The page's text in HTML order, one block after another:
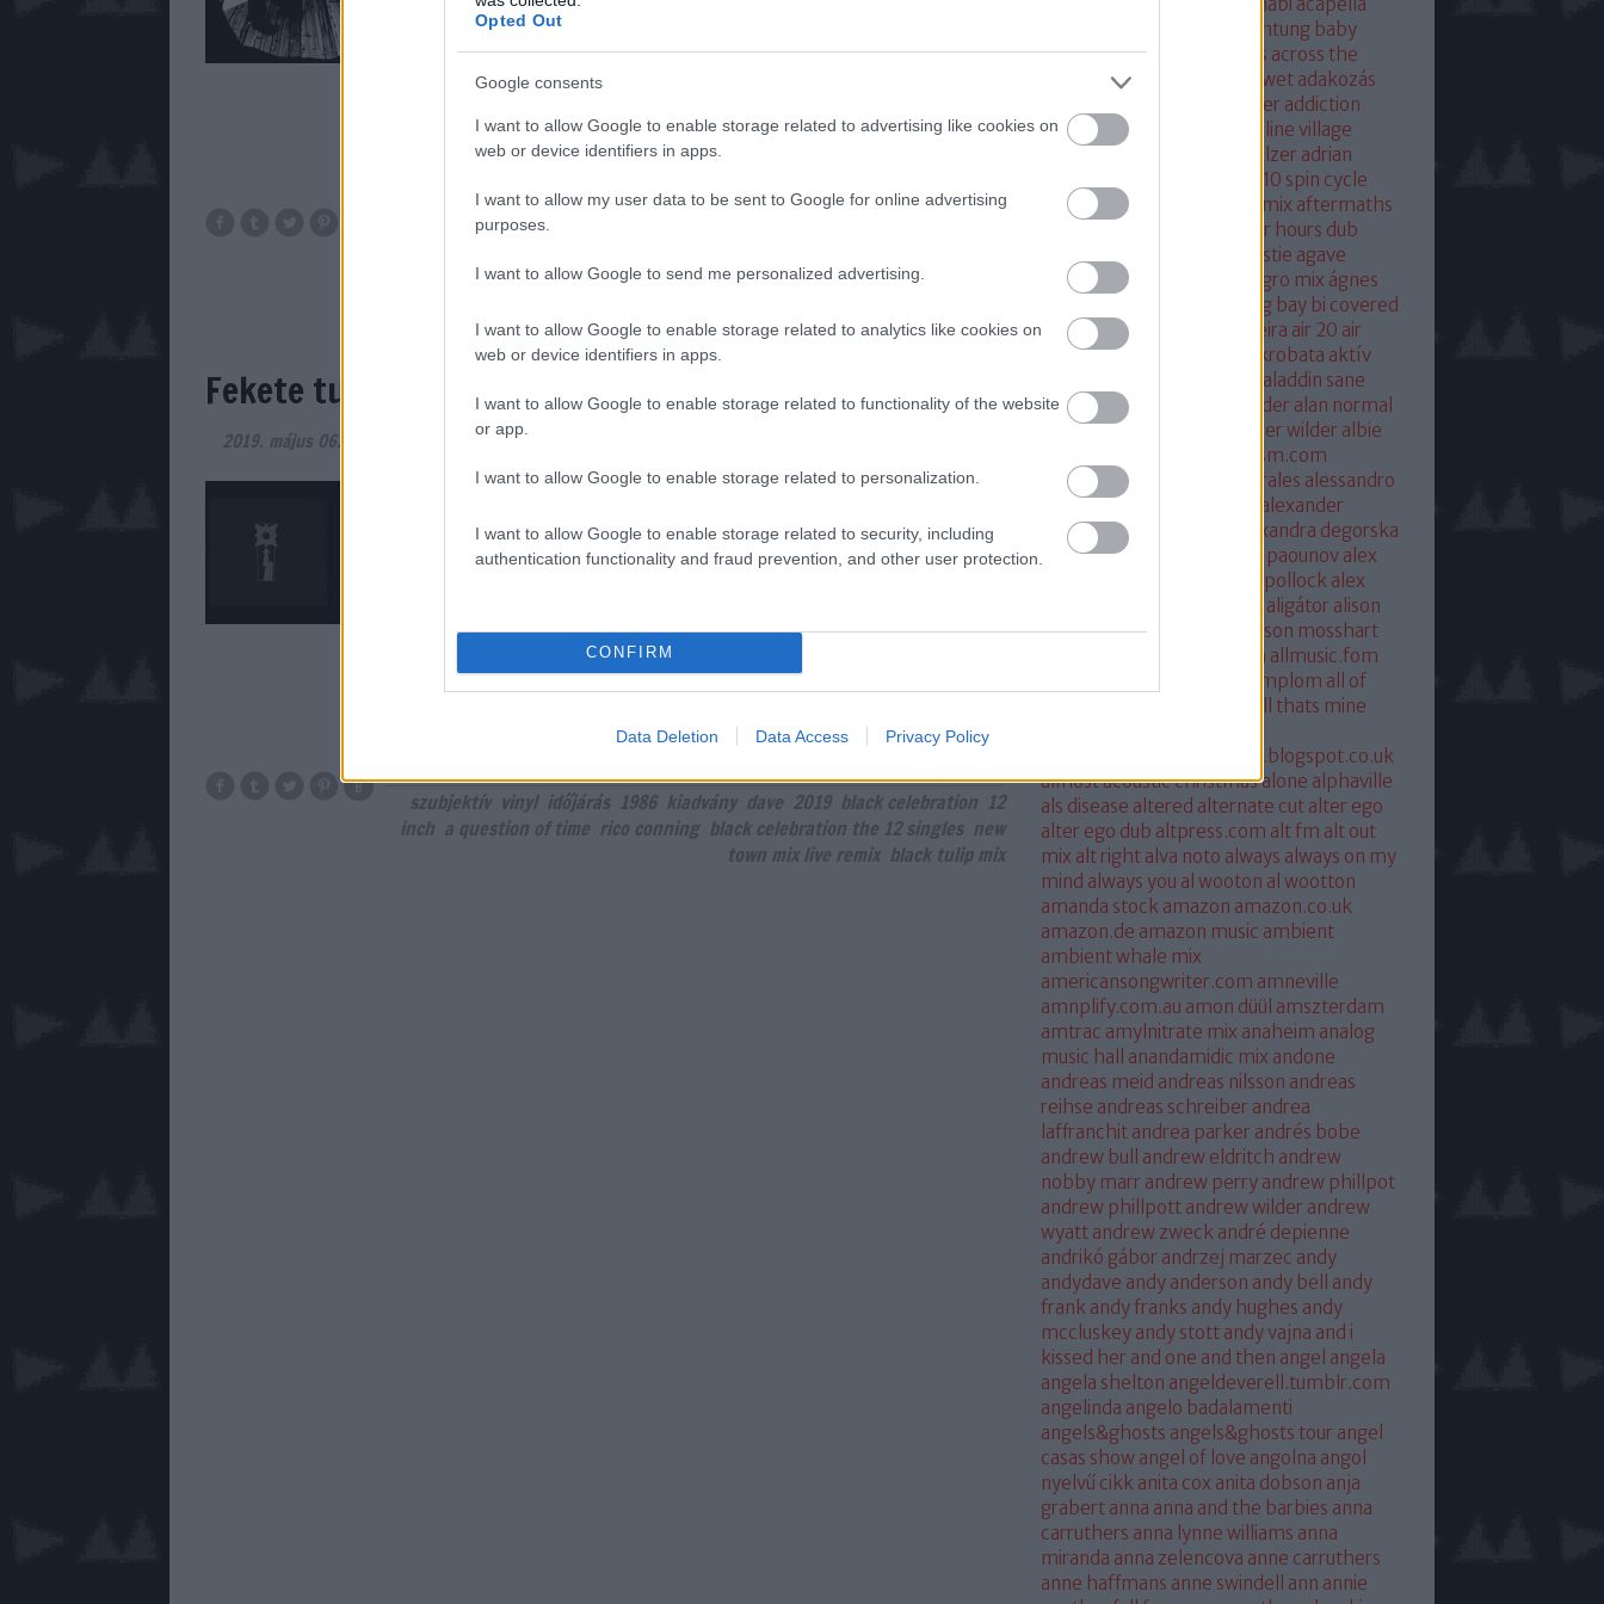
Opted Out
Google consents
I want to allow Google to enable storage related to advertising like cookies on
web or device identifiers in apps.
I want to allow my user data to be sent to Google for online advertising
purposes.
I want to allow Google to send me personalized advertising.
I want to allow Google to enable storage related to analytics like cookies on
web or device identifiers in apps.
I want to allow Google to enable storage related to functionality of the website
or app.
I want to allow Google to enable storage related to personalization.
I want to allow Google to enable storage related to security, including
authentication functionality and fraud prevention, and other user protection.
CONFIRM
Data Deletion Data Access Privacy Policy
TOVÁBB
Szólj hozzá!
vinyl 1987
12 inch remixes 81 04 a question of time rico conning
music for the masses the 12 singles
new town mix live remix black tulip mix
Fekete tulipán a hideg májusi reggelre!
2019. május 06.
Hétfő reggel van, május létére mintha február lenne, mi is jöhetne
BLACK CELEBRATION (BLACK TULIP MIX)? Bizony, a limitált A
Question Of Time vinyl B-oldala ezzel a bő lére eresztett Black
TOVÁBB
Szólj hozzá!
szubjektív vinyl időjárás 1986 kiadvány dave 2019 black celebration 12
inch a question of time rico conning black celebration the 12 singles new
town mix live remix black tulip mix
achtung baby
acousticacoustic christmas across the
universeactress ac wet adakozás
adam weissler addiction
adelaide
adrenaline
adrenaline village
adrian hielholzer adrian
ae10 spin cycle
aerosmith
afghan surgery mix aftermaths
after hours dub
agatha christie agave
attenuata
agent orange aggro mix ágnes
ahk toong bay bi covered
aidan berry airto moreira air 20 air
remixaix les baines akrobata aktív
aladdin sane
alan
alan mcgee alan moulder alan normal
alan wilder
alber wilder albie
albumism.com
albumverzió
alejandro morales alessandro
cortinialexander kowalski
alexander
krüger
alexander ridha
alexandra degorska
alexandra savior
alexandre paounov alex
alex pollock alex
aligátor alison
moyetalkohol
allison mosshart
allmusic.com allmusic.fom
all hallows templom all of
all thats mine
almostpredictablealmost1.blogspot.co.uk
almost acoustic christmasalone alphaville
als disease altered alternate cut alter ego
alter ego dub altpress.com alt fm alt out
mix alt right alva noto always always on my
mind always you al wooton al wootton
amanda stock amazon amazon.co.uk
amazon.de amazon music ambient
ambient whale mix
americansongwriter.com amneville
amnplify.com.au amon düül amszterdam
amtrac amylnitrate mix anaheim analog
music hall
anandamidic mix andone
andreas meid andreas nilsson andreas
reihse andreas schreiber andrea
laffranchit andrea parker andrés bobe
andrew bull
andrew eldritch andrew
nobby marr andrew perry andrew phillpot
andrew phillpott andrew wilder andrew
wyatt andrew zweck andré depienne
andrikó gábor andrzej marzec andy
andydave andy anderson andy bell
andy
frank andy franks andy hughes andy
mccluskey andy stott andy vajna and i
kissed her and one and then angel angela
angela shelton angeldeverell.tumblr.com
angelinda angelo badalamenti
angels&ghosts angels&ghosts tour angel
casas show angel of love angolna angol
nyelvű cikk anita cox anita dobson anja
grabert anna anna and the barbies anna
carruthers anna lynne williams anna
miranda anna zelencova anne carruthers
anne haffmans anne swindell
ann annie